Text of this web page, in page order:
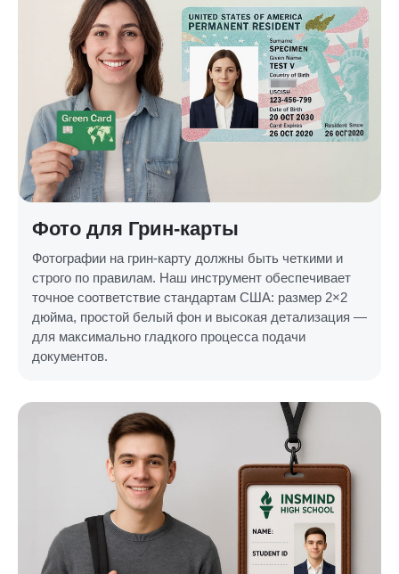
Фото для Грин-карты
Фотографии на грин-карту должны быть четкими и
строго по правилам. Наш инструмент обеспечивает
точное соответствие стандартам США: размер 2×2
дюйма, простой белый фон и высокая детализация —
для максимально гладкого процесса подачи
документов.